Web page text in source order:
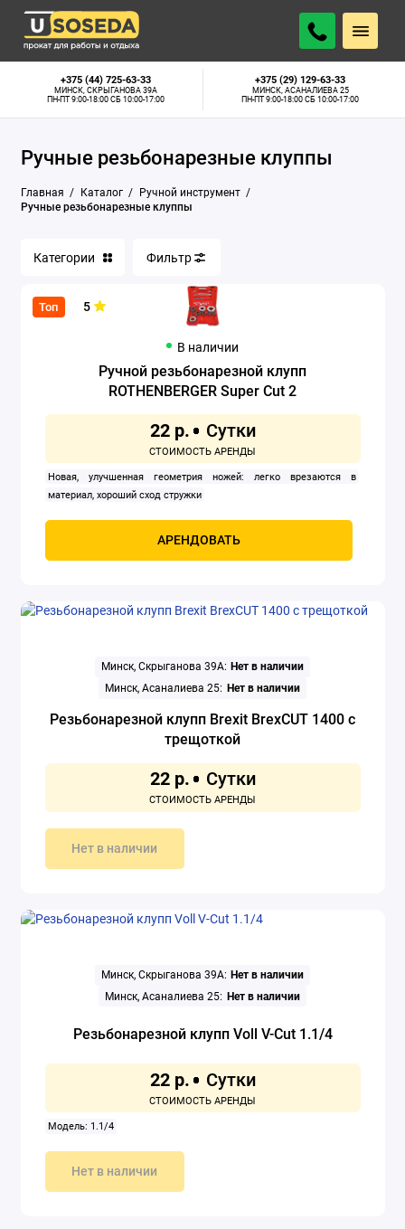
+375 (44) 725-63-33
МИНСК, СКРЫГАНОВА 39А
ПН-ПТ 9:00-18:00 СБ 10:00-17:00
+375 (29) 129-63-33
МИНСК, АСАНАЛИЕВА 25
ПН-ПТ 9:00-18:00 СБ 10:00-17:00
Ручные резьбонарезные клуппы
Главная Каталог
Ручной инструмент
Ручные резьбонарезные клуппы
Гидравлические прессы
Динамические плотномеры
Машинка по раскатке полосы и проволоки
Ручные заклепочники
Ручные опрессовщики
Ручные плиткорезы
Ручные резьбонарезные клуппы
Сверла, лопатки и буры
Сеялки для газона
Строительные леса и лестницы
Уровни и угольники
Устройства для подачи воды
Категории Фильтр
Топ 5
В наличии
Ручной резьбонарезной клупп
ROTHENBERGER Super Cut 2
22 р.
Новая, улучшенная геометрия ножей: легко врезаются в
материал, хороший сход стружки
АРЕНДОВАТЬ
Минск, Скрыганова 39А: Нет в наличии
Минск, Асаналиева 25: Нет в наличии
Резьбонарезной клупп Brexit BrexCUT 1400 с
трещоткой
22 р.
Нет в наличии
Минск, Скрыганова 39А: Нет в наличии
Минск, Асаналиева 25: Нет в наличии
Резьбонарезной клупп Voll V-Cut 1.1/4
22 р.
Модель: 1.1/4
Нет в наличии